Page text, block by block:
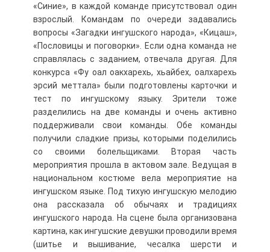
«Синие», в каждой команде присутствовал один
взрослый. Командам по очереди задавались
вопросы «Загадки ингушского народа», «Кицаш»,
«Пословицы и поговорки». Если одна команда не
справлялась с заданием, отвечала другая. Для
конкурса «Фу оал оакхарехь, хьайбех, оалхарехь
эрсий меттала» были подготовлены карточки и
тест по ингушскому языку. Зрители тоже
разделились на две команды и очень активно
поддерживали свои команды. Обе команды
получили сладкие призы, которыми поделились
со своими болельщиками. Вторая часть
мероприятия прошла в актовом зале. Ведущая в
национальном костюме вела мероприятие на
ингушском языке. Под тихую ингушскую мелодию
она рассказала об обычаях и традициях
ингушского народа. На сцене была организована
картина, как ингушские девушки проводили время
(шитье и вышивание, чесалка шерсти и